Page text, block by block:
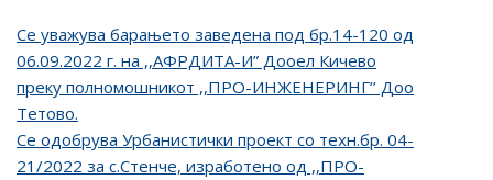
Се уважува барањето заведена под бр.14-120 од
06.09.2022 г. на ,,АФРДИТА-И” Дооел Кичево
преку полномошникот ,,ПРО-ИНЖЕНЕРИНГ’’ Доо
Тетово.
Се одобрува Урбанистички проект со техн.бр. 04-
21/2022 за с.Стенче, изработено од ,,ПРО-